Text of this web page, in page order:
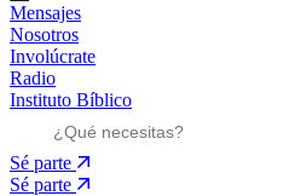
Mensajes
Nosotros
Involúcrate
Radio
Instituto Bíblico
Sé parte
Sé parte